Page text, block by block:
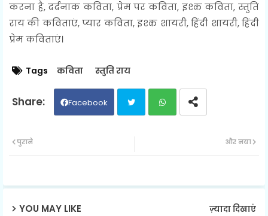
करना है, दर्दनाक कविता, प्रेम पर कविता, इश्क कविता, स्तुति
राय की कविताएं, प्यार कविता, इश्क शायरी, हिंदी शायरी, हिंदी
प्रेम कविताएं।
Tags कविता स्तुति राय
Facebook
ap
और नया
पुराने
YOU MAY LIKE ज़्यादा दिखाएं